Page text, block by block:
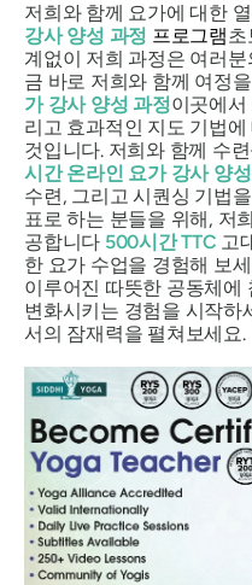
저희와 함께 요가에 대한
강사 양성 과정 프로그램초
계없이 저희 과정은 여러
금 바로 저희와 함께 여정
가 강사 양성 과정이곳에서
리고 효과적인 지도 기법
것입니다. 저희와 함께 수
시간 온라인 요가 강사 양
수련, 그리고 시퀀싱 기법
표로 하는 분들을 위해, 저
공합니다 500시간 TTC 고
한 요가 수업을 경험해 보
이루어진 따뜻한 공동체에
변화시키는 경험을 시작하
서의 잠재력을 펼쳐보세요.